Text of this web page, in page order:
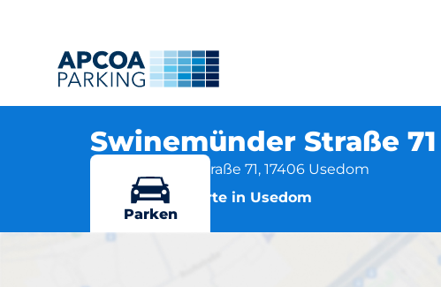
Swinemünder Straße 71
Swinemünder Straße 71, 17406 Usedom
Mehr Standorte in Usedom
Parken